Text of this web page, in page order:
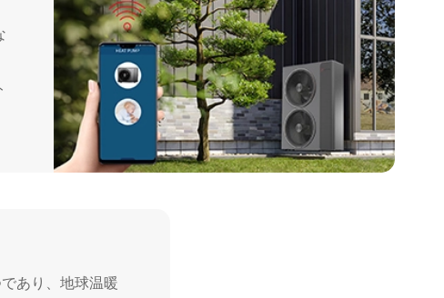
あり、地球温暖